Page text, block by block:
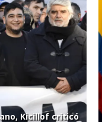
Kicillof criticó